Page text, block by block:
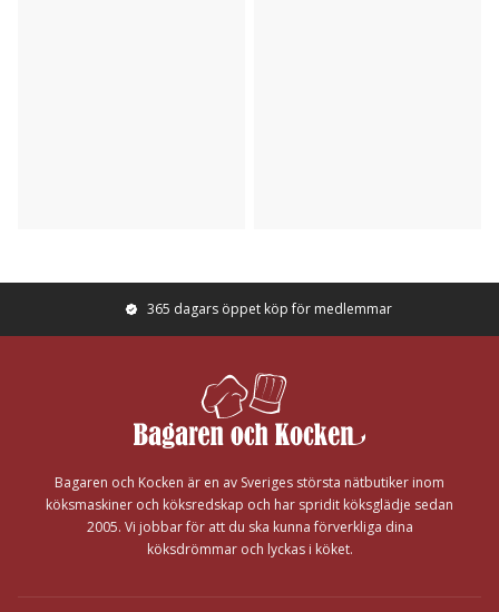
365 dagars öppet köp för medlemmar
Bagaren och Kocken är en av Sveriges största nätbutiker inom
köksmaskiner och köksredskap och har spridit köksglädje sedan
2005. Vi jobbar för att du ska kunna förverkliga dina
köksdrömmar och lyckas i köket.